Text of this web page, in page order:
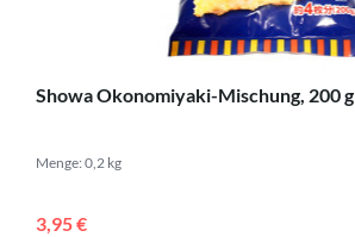
Showa Okonomiyaki-Mischung, 200 g
Menge: 0,2 kg
3,95 €